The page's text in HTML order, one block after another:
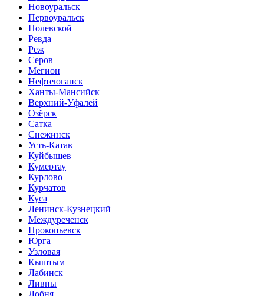
Новоуральск
Первоуральск
Полевской
Ревда
Реж
Серов
Мегион
Нефтеюганск
Ханты-Мансийск
Верхний-Уфалей
Озёрск
Сатка
Снежинск
Усть-Катав
Куйбышев
Кумертау
Курлово
Курчатов
Куса
Ленинск-Кузнецкий
Междуреченск
Прокопьевск
Юрга
Узловая
Кыштым
Лабинск
Ливны